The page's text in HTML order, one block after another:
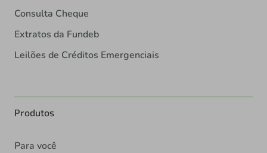
Consulta Cheque
Extratos da Fundeb
Leilões de Créditos Emergenciais
Produtos
Para você